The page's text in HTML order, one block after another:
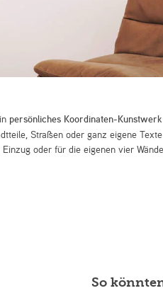
persönliches Koordinaten-Kunstwerk
Straßen oder ganz eigene Texte
oder für die eigenen vier Wände.
So